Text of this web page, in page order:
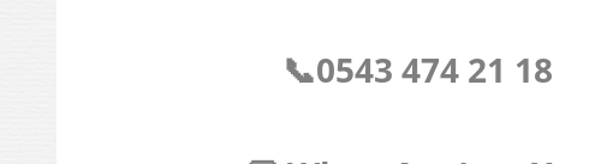
📞0543 474 21 18